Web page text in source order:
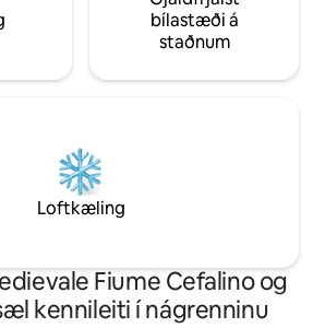
bílastæði á
staðnum
Loftkæling
Fiume Cefalino og
kennileiti í nágrenninu